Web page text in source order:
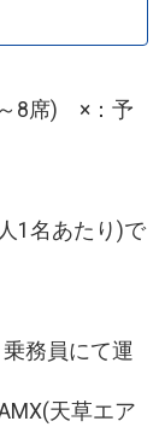
8席) ×：予
1名あたり)で
務員にて運
天草エア